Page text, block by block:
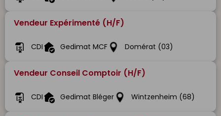
Vendeur Expérimenté (H/F)
CDI Gedimat MCF Domérat (03)
Vendeur Conseil Comptoir (H/F)
CDI Gedimat Bléger Wintzenheim (68)